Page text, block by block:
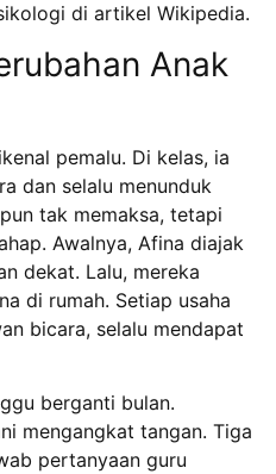
di artikel Wikipedia.
Anak
pemalu. Di kelas, ia
dan selalu menunduk
tak memaksa, tetapi
Awalnya, Afina diajak
dekat. Lalu, mereka
di rumah. Setiap usaha
bicara, selalu mendapat
berganti bulan.
mengangkat tangan. Tiga
pertanyaan guru